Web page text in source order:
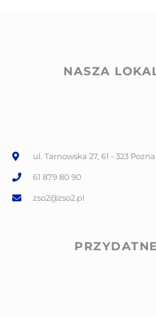
NASZA
ul. Tarnowska 27, 61 - 323
61 879 80 90
zso2@zso2.pl